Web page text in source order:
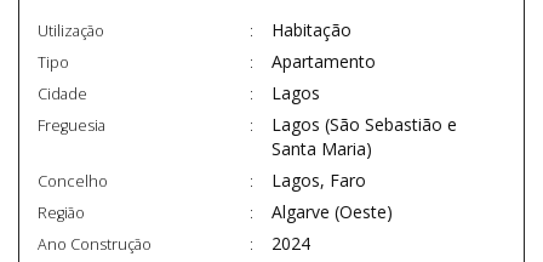
Utilização Habitação
Tipo Apartamento
Cidade Lagos
Freguesia
Lagos (São Sebastião e
Santa Maria)
Concelho Lagos, Faro
Região Algarve (Oeste)
Ano Construção 2024